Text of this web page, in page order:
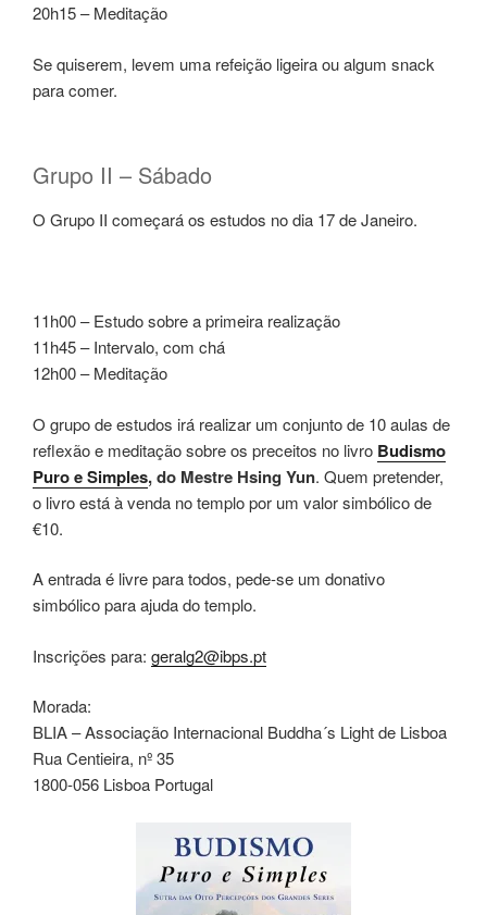
20h15 – Meditação
Se quiserem, levem uma refeição ligeira ou algum snack
para comer.
Grupo II – Sábado
O Grupo II começará os estudos no dia 17 de Janeiro.
11h00 – Estudo sobre a primeira realização
11h45 – Intervalo, com chá
12h00 – Meditação
O grupo de estudos irá realizar um conjunto de 10 aulas de
reflexão e meditação sobre os preceitos no livro Budismo
Puro e Simples, do Mestre Hsing Yun. Quem pretender,
o livro está à venda no templo por um valor simbólico de
€10.
A entrada é livre para todos, pede-se um donativo
simbólico para ajuda do templo.
Inscrições para: geralg2@ibps.pt
Morada:
BLIA – Associação Internacional Buddha´s Light de Lisboa
Rua Centieira, nº 35
1800-056 Lisboa Portugal